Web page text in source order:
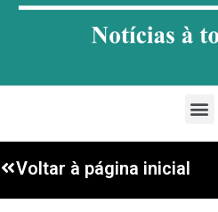
Voltar à página inicial